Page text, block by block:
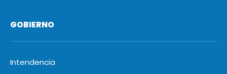
GOBIERNO
Intendencia